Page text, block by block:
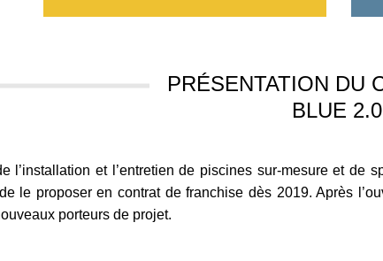
PRÉSENTATION DU
BLUE 2.0
l’installation et l’entretien de piscines sur-mesure et
le proposer en contrat de franchise dès 2019. Après
porteurs de projet.